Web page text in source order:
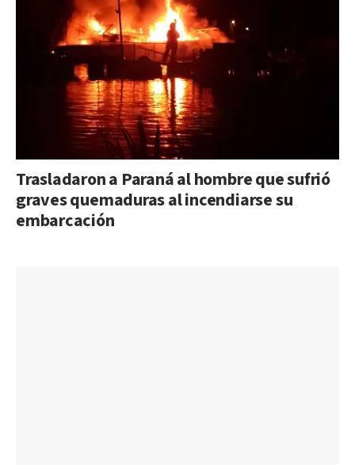
Trasladaron a Paraná al hombre que sufrió
graves quemaduras al incendiarse su
embarcación